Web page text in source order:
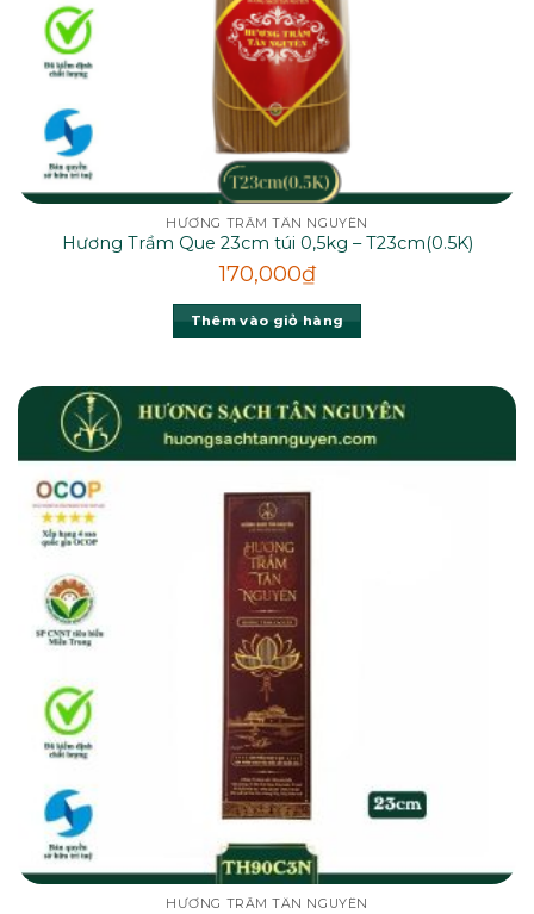
HƯƠNG TRẦM TÂN NGUYÊN
Hương Trầm Que 23cm túi 0,5kg – T23cm(0.5K)
170,000₫
Thêm vào giỏ hàng
HƯƠNG TRẦM TÂN NGUYÊN